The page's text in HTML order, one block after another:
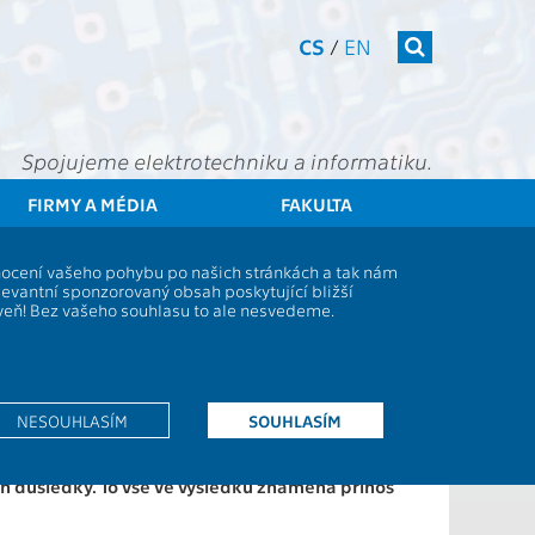
CS / EN
Spojujeme elektrotechniku a informatiku.
FIRMY A MÉDIA FAKULTA
vašeho pohybu po našich stránkách a tak nám
sponzorovaný obsah poskytující bližší
Bez vašeho souhlasu to ale nesvedeme.
SOUHLASÍM
NESOUHLASÍM
záchranné služby
Zdravotnické záchranné služby
přínosem simulace v rozvoji operátorů je
procvičit postup jak při standardních,
To vše ve výsledku znamená přínos